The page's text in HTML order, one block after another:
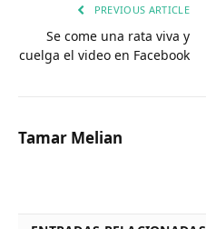
PREVIOUS ARTICLE
Se come una rata viva y
cuelga el video en Facebook
Tamar Melian